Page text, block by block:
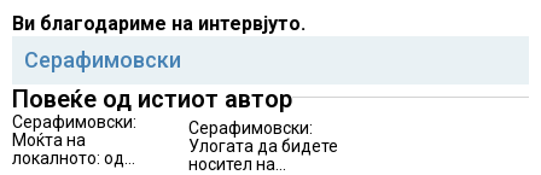
Ви благодариме на интервјуто.
Серафимовски
Повеќе од истиот автор
Серафимовски:
Моќта на
локалното: од
Серафимовски:
Улогата да бидете
носител на